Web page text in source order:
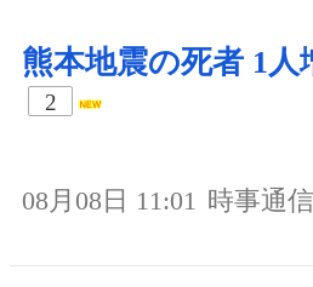
熊本地震の死者 1人
2
08月08日 11:01 時事通